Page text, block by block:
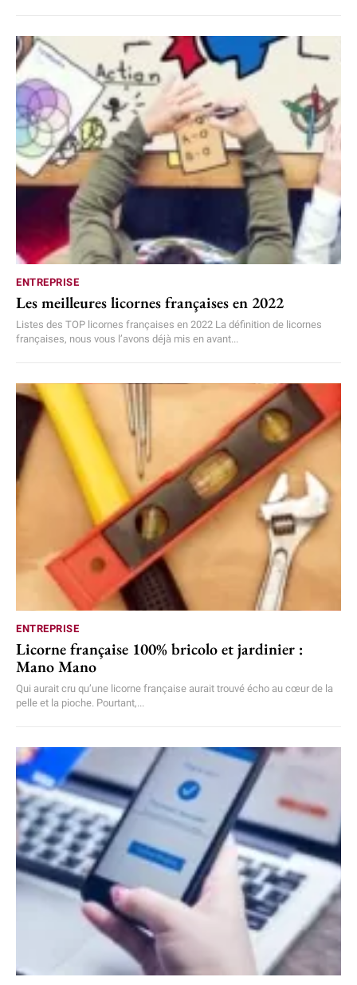
ENTREPRISE
Les meilleures licornes françaises en 2022
Listes des TOP licornes françaises en 2022 La définition de licornes
françaises, nous vous l’avons déjà mis en avant...
ENTREPRISE
Licorne française 100% bricolo et jardinier :
Mano Mano
Qui aurait cru qu’une licorne française aurait trouvé écho au cœur de la
pelle et la pioche. Pourtant,...